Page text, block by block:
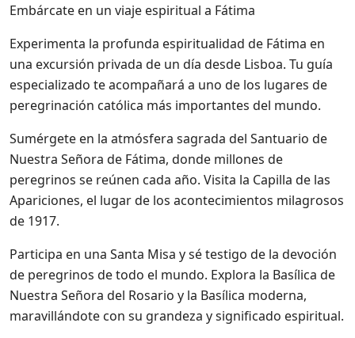
Embárcate en un viaje espiritual a Fátima
Experimenta la profunda espiritualidad de Fátima en
una excursión privada de un día desde Lisboa. Tu guía
especializado te acompañará a uno de los lugares de
peregrinación católica más importantes del mundo.
Sumérgete en la atmósfera sagrada del Santuario de
Nuestra Señora de Fátima, donde millones de
peregrinos se reúnen cada año. Visita la Capilla de las
Apariciones, el lugar de los acontecimientos milagrosos
de 1917.
Participa en una Santa Misa y sé testigo de la devoción
de peregrinos de todo el mundo. Explora la Basílica de
Nuestra Señora del Rosario y la Basílica moderna,
maravillándote con su grandeza y significado espiritual.